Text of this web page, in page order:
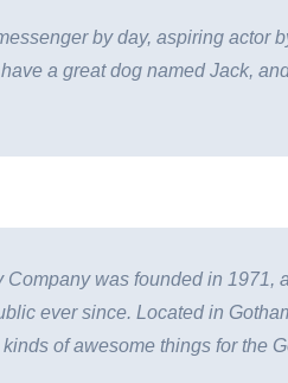
by day, aspiring actor
a great dog named Jack,
Company was founded in 1971,
ever since. Located in
of awesome things for the